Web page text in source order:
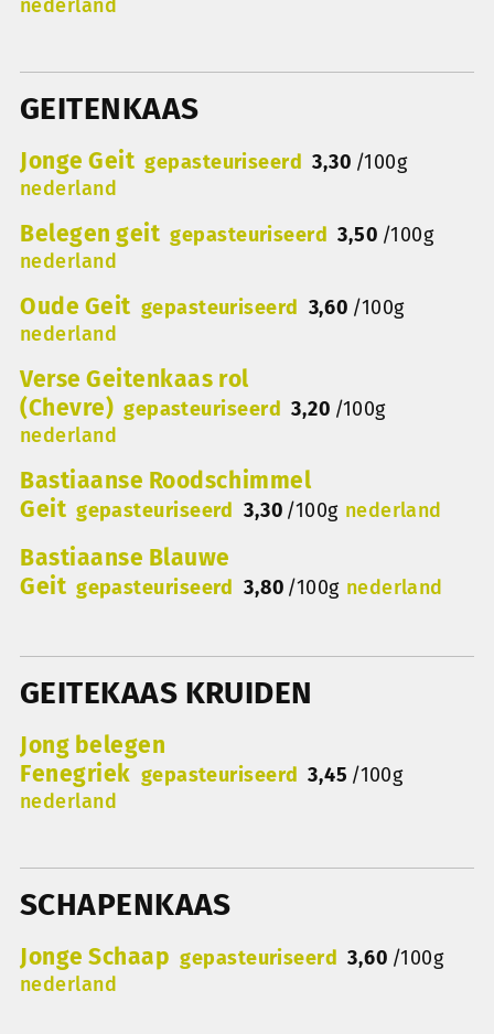
nederland
GEITENKAAS
Jonge Geit gepasteuriseerd 3,30 /100g
nederland
Belegen geit gepasteuriseerd 3,50 /100g
nederland
Oude Geit gepasteuriseerd 3,60 /100g
nederland
Verse Geitenkaas rol
(Chevre) gepasteuriseerd 3,20 /100g
nederland
Bastiaanse Roodschimmel
Geit gepasteuriseerd 3,30 /100g nederland
Bastiaanse Blauwe
Geit gepasteuriseerd 3,80 /100g nederland
GEITEKAAS KRUIDEN
Jong belegen
Fenegriek gepasteuriseerd 3,45 /100g
nederland
SCHAPENKAAS
Jonge Schaap gepasteuriseerd 3,60 /100g
nederland